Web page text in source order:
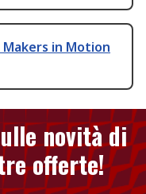
in Motion
novità di
offerte!